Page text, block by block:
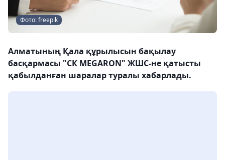
Фото: freepik
Алматының Қала құрылысын бақылау
басқармасы "СК MEGARON" ЖШС-не қатысты
қабылданған шаралар туралы хабарлады.